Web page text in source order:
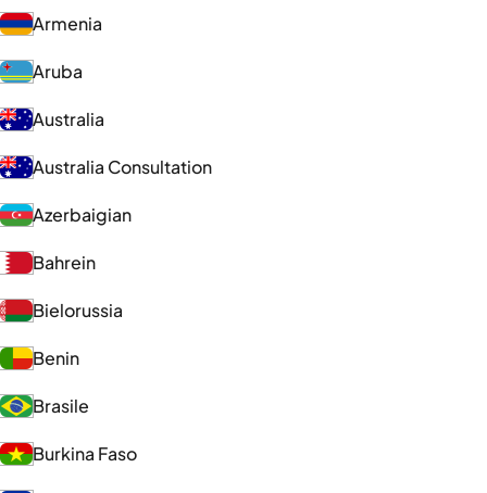
Armenia
Aruba
Australia
Australia Consultation
Azerbaigian
Bahrein
Bielorussia
Benin
Brasile
Burkina Faso